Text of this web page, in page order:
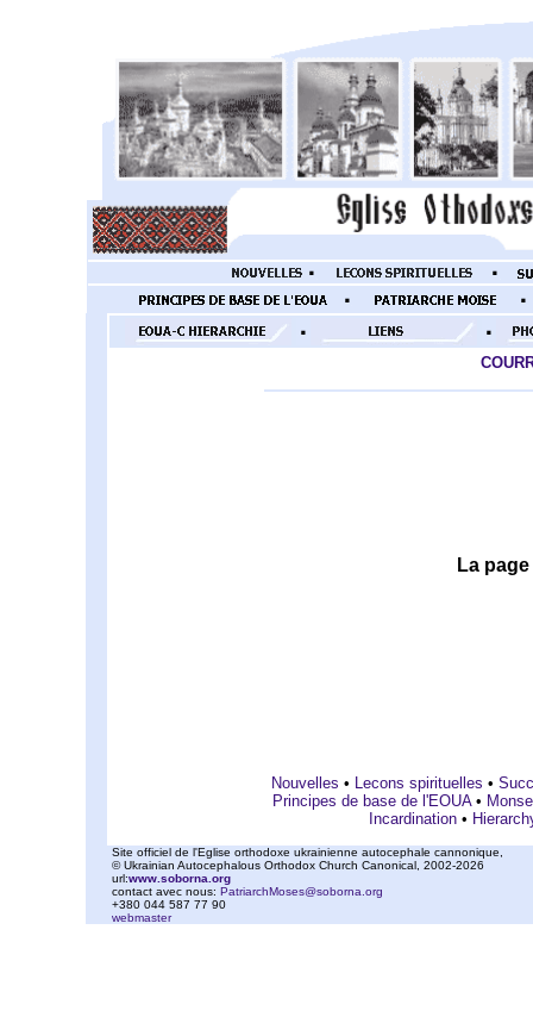
La
Nouvelles • Lecons spirituelles •
Principes de base de l'EOUA•
Incardination •
Site officiel de l'Eglise orthodoxe ukrainienne autocephale cannonique,
© Ukrainian Autocephalous Orthodox Church Canonical, 2002-2026
url:www.soborna.org
contact avec nous: PatriarchMoses@soborna.org
+380 044 587 77 90
webmaster